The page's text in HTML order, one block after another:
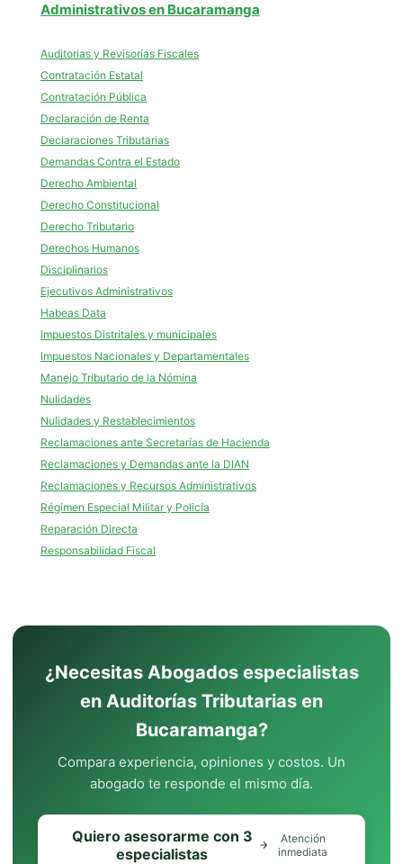
Administrativos en Bucaramanga
Auditorias y Revisorías Fiscales
Contratación Estatal
Contratación Pública
Declaración de Renta
Declaraciones Tributarias
Demandas Contra el Estado
Derecho Ambiental
Derecho Constitucional
Derecho Tributario
Derechos Humanos
Disciplinarios
Ejecutivos Administrativos
Habeas Data
Impuestos Distritales y municipales
Impuestos Nacionales y Departamentales
Manejo Tributario de la Nómina
Nulidades
Nulidades y Restablecimientos
Reclamaciones ante Secretarías de Hacienda
Reclamaciones y Demandas ante la DIAN
Reclamaciones y Recursos Administrativos
Régimen Especial Militar y Policía
Reparación Directa
Responsabilidad Fiscal
¿Necesitas Abogados especialistas
en Auditorías Tributarias en
Bucaramanga?
Compara experiencia, opiniones y costos. Un
abogado te responde el mismo día.
Quiero asesorarme con 3
especialistas
Atención
inmediata